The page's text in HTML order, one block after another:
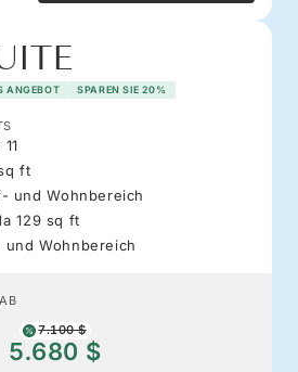
ANGEBOT SPAREN SIE 20%
ft
und Wohnbereich
129 sq ft
Wohnbereich
7.100 $
5.680 $